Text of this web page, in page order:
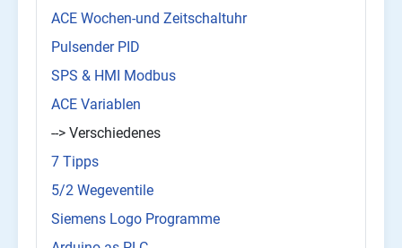
ACE Wochen-und Zeitschaltuhr
Pulsender PID
SPS & HMI Modbus
ACE Variablen
--> Verschiedenes
7 Tipps
5/2 Wegeventile
Siemens Logo Programme